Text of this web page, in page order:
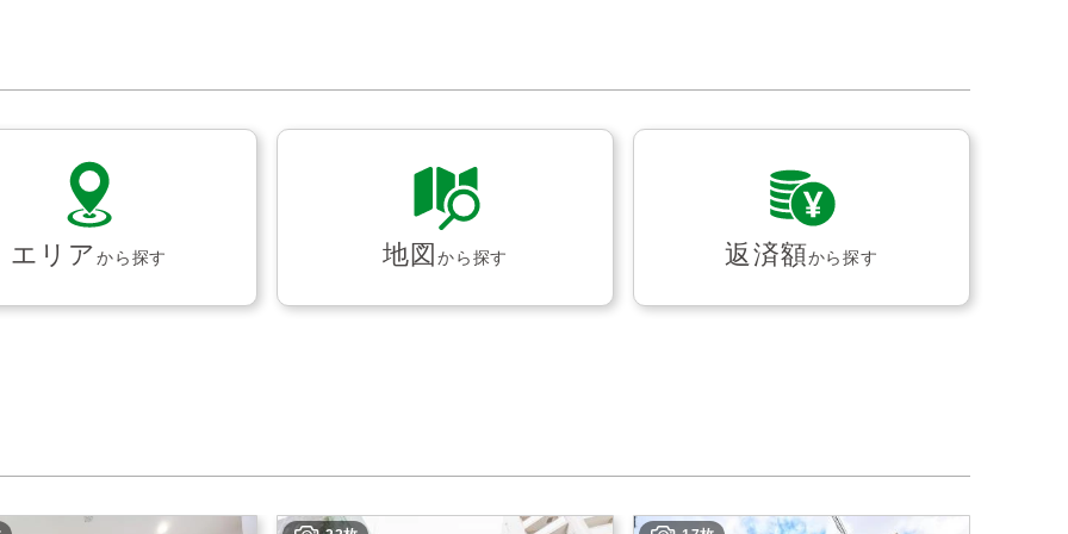
エリアから探す 地図から探す 返済額から探す